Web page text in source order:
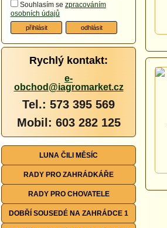
Souhlasím se zpracováním
osobních údajů
Rychlý kontakt:
e-
obchod@iagromarket.cz
Tel.: 573 395 569
Mobil: 603 282 125
LUNA ČILI MĚSÍC
RADY PRO ZAHRÁDKÁŘE
RADY PRO CHOVATELE
DOBŘÍ SOUSEDÉ NA ZAHRÁDCE 1